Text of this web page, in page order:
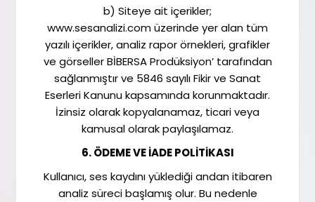
b) Siteye ait içerikler;
www.sesanalizi.com üzerinde yer alan tüm
yazılı içerikler, analiz rapor örnekleri, grafikler
ve görseller BİBERSA Prodüksiyon’ tarafından
sağlanmıştır ve 5846 sayılı Fikir ve Sanat
Eserleri Kanunu kapsamında korunmaktadır.
İzinsiz olarak kopyalanamaz, ticari veya
kamusal olarak paylaşılamaz.
6. ÖDEME VE İADE POLİTİKASI
Kullanıcı, ses kaydını yüklediği andan itibaren
analiz süreci başlamış olur. Bu nedenle